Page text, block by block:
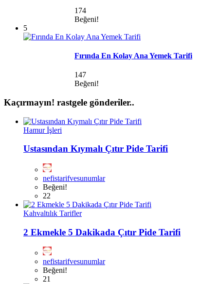
174
Beğeni!
5
Fırında En Kolay Ana Yemek Tarifi
147
Beğeni!
Kaçırmayın! rastgele gönderiler..
Hamur İşleri
Ustasından Kıymalı Çıtır Pide Tarifi
nefistarifvesunumlar
Beğeni!
22
Kahvaltılık Tarifler
2 Ekmekle 5 Dakikada Çıtır Pide Tarifi
nefistarifvesunumlar
Beğeni!
21